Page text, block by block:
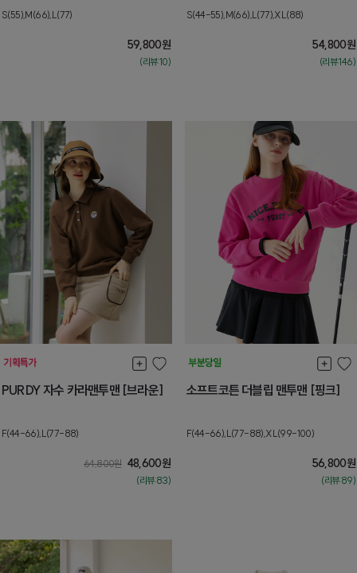
S(55),M(66),L(77)
59,800원
(리뷰:10)
S(44-55),M(66),L(77),XL(88)
54,800원
(리뷰:146)
PURDY 자수 카라맨투맨 [브라운]
F(44-66),L(77-88)
64,800원 48,600원
(리뷰:83)
소프트코튼 더블립 맨투맨 [핑크]
F(44-66),L(77-88),XL(99-100)
56,800원
(리뷰:89)